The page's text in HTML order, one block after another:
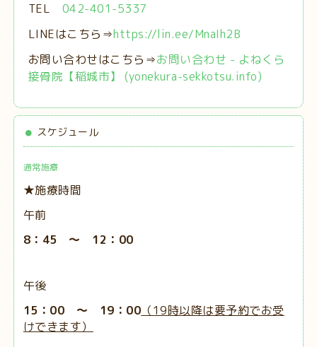
TEL 042-401-5337
LINEはこちら⇒https://lin.ee/MnaIh2B
お問い合わせはこちら⇒お問い合わせ - よねくら
接骨院【稲城市】 (yonekura-sekkotsu.info)
スケジュール
通常施療
★施療時間
午前
8：45 ～ 12：00
午後
15：00 ～ 19：00 （19時以降は要予約でお受
けできます）